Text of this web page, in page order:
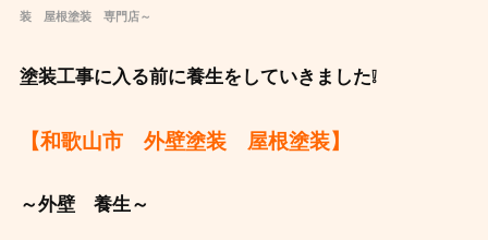
装 屋根塗装 専門店～
塗装工事に入る前に養生をしていきました❕
【和歌山市 外壁塗装 屋根塗装】
～外壁 養生～